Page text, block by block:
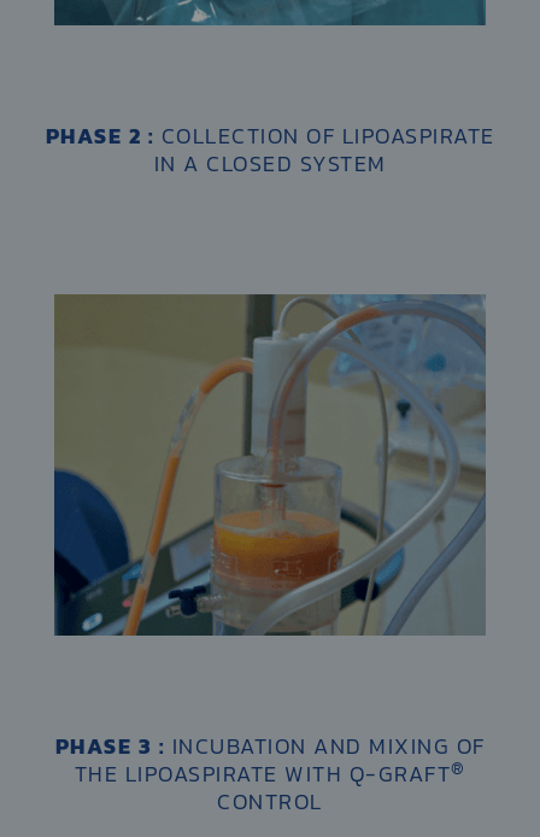
PHASE 2 : COLLECTION OF LIPOASPIRATE
IN A CLOSED SYSTEM
PHASE 3 : INCUBATION AND MIXING OF
THE LIPOASPIRATE WITH Q-GRAFT®
CONTROL